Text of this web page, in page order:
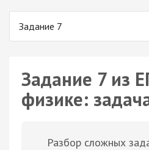
Задание 7
Задание 7 из
физике:
Разбор сложных